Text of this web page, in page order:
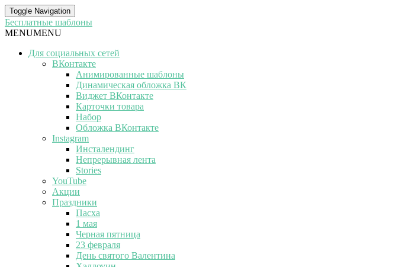
Toggle Navigation
Бесплатные шаблоны
MENUMENU
Для социальных сетей
ВКонтакте
Анимированные шаблоны
Динамическая обложка ВК
Виджет ВКонтакте
Карточки товара
Набор
Обложка ВКонтакте
Instagram
Инсталендинг
Непрерывная лента
Stories
YouTube
Акции
Праздники
Пасха
1 мая
Черная пятница
23 февраля
День святого Валентина